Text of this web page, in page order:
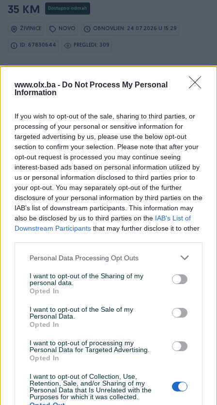
www.olx.ba - Do Not Process My Personal
Information
If you wish to opt-out of the sale, sharing to third parties, or
processing of your personal or sensitive information for
targeted advertising by us, please use the below opt-out
section to confirm your selection. Please note that after your
opt-out request is processed you may continue seeing
interest-based ads based on personal information utilized by
us or personal information disclosed to third parties prior to
your opt-out. You may separately opt-out of the further
disclosure of your personal information by third parties on the
IAB’s list of downstream participants. This information may
also be disclosed by us to third parties on the IAB’s List of
Downstream Participants that may further disclose it to other
Personal Data Processing Opt Outs
I want to opt-out of the Sharing of my
personal data.
Opted In
I want to opt-out of the Sale of my
Personal Data.
Opted In
I want to opt-out of processing my
Personal Data for Targeted Advertising.
Opted In
I want to opt-out of Collection, Use,
Retention, Sale, and/or Sharing of my
Personal Data that Is Unrelated with the
Purposes for which it was collected.
35 KM Dostupno odmah
ŽIVINICE NOVO OBNOVLJEN: 24.07.2026 U 15:29
ID: 67830644 PREGLEDI: 309
Ovaj oglas može biti na Vašim vratima u roku od 24
sata
Osobine
Vrsta Poliranje
Datum objave 24.04.2025
Detaljni opis
Šifra: 70552
Barkod:
Model: Žuta za Rotacionu Polirku 130mm
Bez šavova, izdržljiv i fleksibilan
distribuciju perja u svim smjerovima i ne stvaraju vibracije.
od prirodne vune bez šavova, što omogućava ravnomjernu
raspodjelu vlakana i eliminiše vibracije tokom upotrebe.
Prirodni zračni kanali između vlakana omogućavaju
Prikaži više